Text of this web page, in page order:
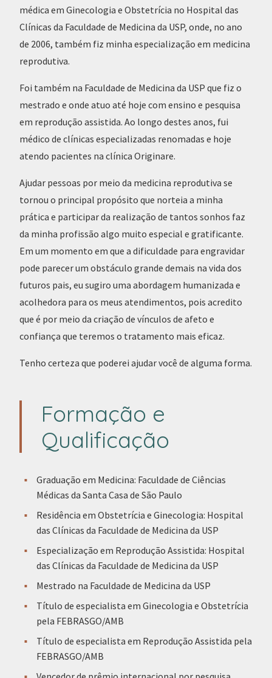
médica em Ginecologia e Obstetrícia no Hospital das
Clínicas da Faculdade de Medicina da USP, onde, no ano
de 2006, também fiz minha especialização em medicina
reprodutiva.
Foi também na Faculdade de Medicina da USP que fiz o
mestrado e onde atuo até hoje com ensino e pesquisa
em reprodução assistida. Ao longo destes anos, fui
médico de clínicas especializadas renomadas e hoje
atendo pacientes na clínica Originare.
Ajudar pessoas por meio da medicina reprodutiva se
tornou o principal propósito que norteia a minha
prática e participar da realização de tantos sonhos faz
da minha profissão algo muito especial e gratificante.
Em um momento em que a dificuldade para engravidar
pode parecer um obstáculo grande demais na vida dos
futuros pais, eu sugiro uma abordagem humanizada e
acolhedora para os meus atendimentos, pois acredito
que é por meio da criação de vínculos de afeto e
confiança que teremos o tratamento mais eficaz.
Tenho certeza que poderei ajudar você de alguma forma.
Formação e
Qualificação
Graduação em Medicina: Faculdade de Ciências
Médicas da Santa Casa de São Paulo
Residência em Obstetrícia e Ginecologia: Hospital
das Clínicas da Faculdade de Medicina da USP
Especialização em Reprodução Assistida: Hospital
das Clínicas da Faculdade de Medicina da USP
Mestrado na Faculdade de Medicina da USP
Título de especialista em Ginecologia e Obstetrícia
pela FEBRASGO/AMB
Título de especialista em Reprodução Assistida pela
FEBRASGO/AMB